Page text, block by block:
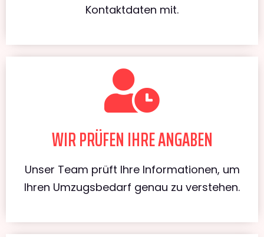
Kontaktdaten mit.
WIR PRÜFEN IHRE ANGABEN
Unser Team prüft Ihre Informationen, um
Ihren Umzugsbedarf genau zu verstehen.